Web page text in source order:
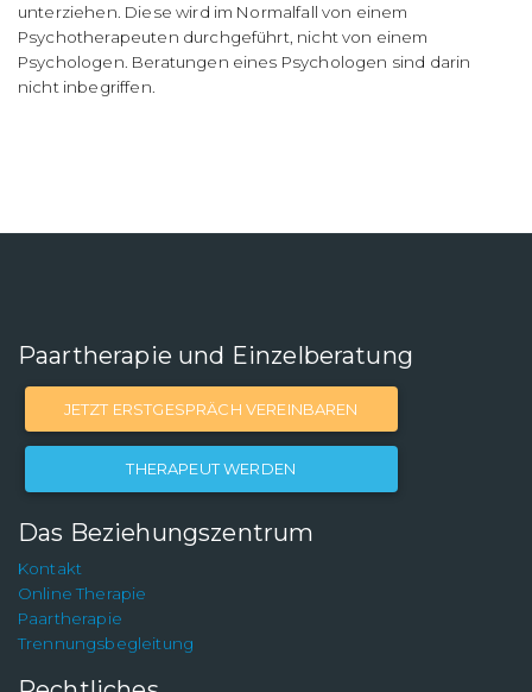
unterziehen. Diese wird im Normalfall von einem
Psychotherapeuten durchgeführt, nicht von einem
Psychologen. Beratungen eines Psychologen sind darin
nicht inbegriffen.
Paartherapie und Einzelberatung
JETZT ERSTGESPRÄCH VEREINBAREN
THERAPEUT WERDEN
Das Beziehungszentrum
Kontakt
Online Therapie
Paartherapie
Trennungsbegleitung